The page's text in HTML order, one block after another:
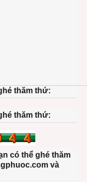
thăm thứ:
thăm thứ:
có thể ghé thăm
và